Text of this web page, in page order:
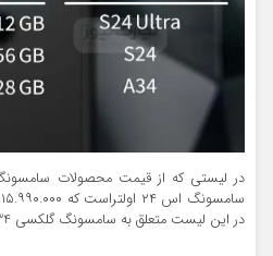
در لیستی که از قیمت محصولات سامسونگ
در این لیست متعلق به سامسونگ گلکسی A 34 با قیمت ۲۰.۱۰۰.۰۰۰ است.